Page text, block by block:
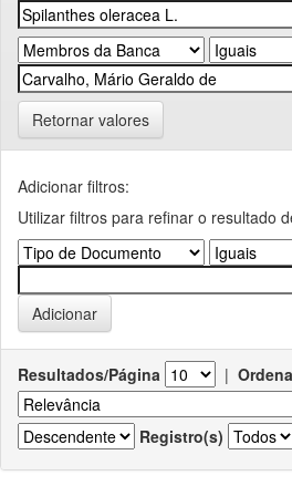
Retornar valores
Adicionar filtros:
Utilizar filtros para refinar o resultado
Resultados/Página |
Registro(s)